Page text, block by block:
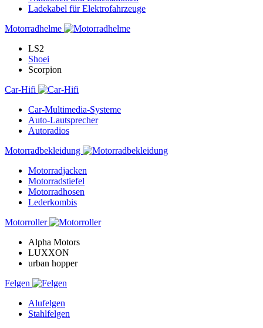
Ladekabel für Elektrofahrzeuge
Motorradhelme
LS2
Shoei
Scorpion
Car-Hifi
Car-Multimedia-Systeme
Auto-Lautsprecher
Autoradios
Motorradbekleidung
Motorradjacken
Motorradstiefel
Motorradhosen
Lederkombis
Motorroller
Alpha Motors
LUXXON
urban hopper
Felgen
Alufelgen
Stahlfelgen